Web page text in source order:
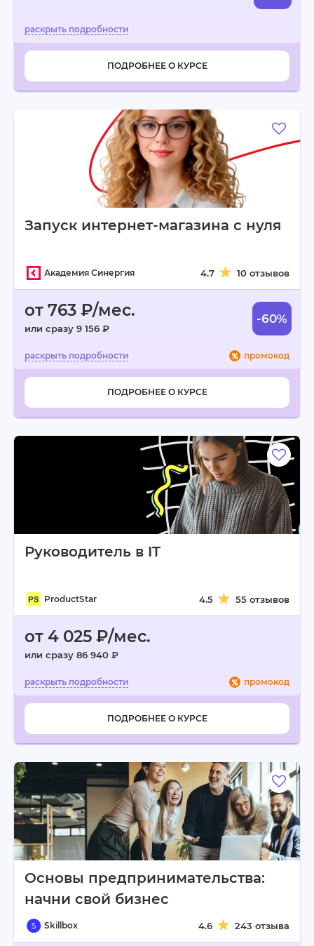
ПОДРОБНЕЕ О КУРСЕ
Запуск интернет-магазина с нуля
Академия Синергия 4.7 10 отзывов
от 763 ₽/мес.
или сразу 9 156 ₽
-60%
промокод
ПОДРОБНЕЕ О КУРСЕ
Руководитель в IT
ProductStar 4.5 55 отзывов
от 4 025 ₽/мес.
или сразу 86 940 ₽
промокод
ПОДРОБНЕЕ О КУРСЕ
Основы предпринимательства:
начни свой бизнес
Skillbox 4.6 243 отзыва